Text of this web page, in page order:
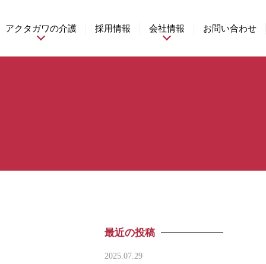
アクタガワの介護 採用情報 会社情報 お問い合わせ
最近の投稿
2025.07.29